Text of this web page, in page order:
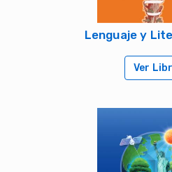
Lenguaje y
Ver